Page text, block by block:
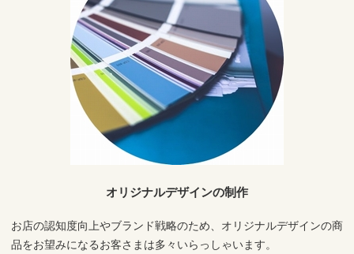
オリジナルデザインの制作
お店の認知度向上やブランド戦略のため、オリジナルデザインの商
品をお望みになるお客さまは多々いらっしゃいます。